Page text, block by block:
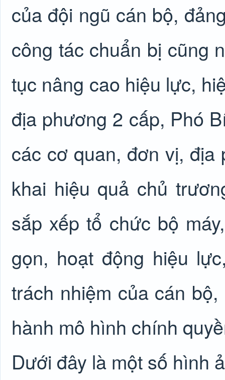
của đội ngũ cán bộ,
công tác chuẩn bị cũng
tục nâng cao hiệu lực,
địa phương 2 cấp, Phó
các cơ quan, đơn vị, địa
khai hiệu quả chủ
sắp xếp tổ chức bộ
gọn, hoạt động hiệu
trách nhiệm của cán
hành mô hình chính
Dưới đây là một số hình